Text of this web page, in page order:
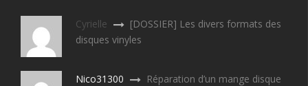
Cyrielle
[DOSSIER] Les divers formats des
disques vinyles
Nico31300
Réparation d’un mange disque